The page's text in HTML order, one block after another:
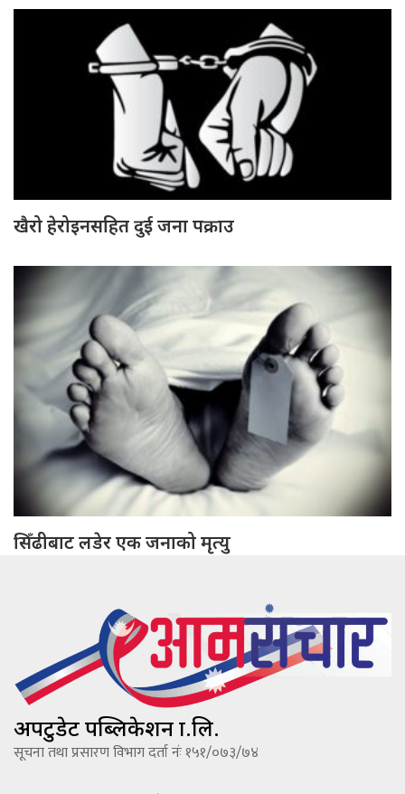
खैरो हेरोइनसहित दुई जना पक्राउ
सिँढीबाट लडेर एक जनाको मृत्यु
अपटुडेट पब्लिकेशन प्रा.लि.
सूचना तथा प्रसारण विभाग दर्ता नंः १५१/०७३/७४